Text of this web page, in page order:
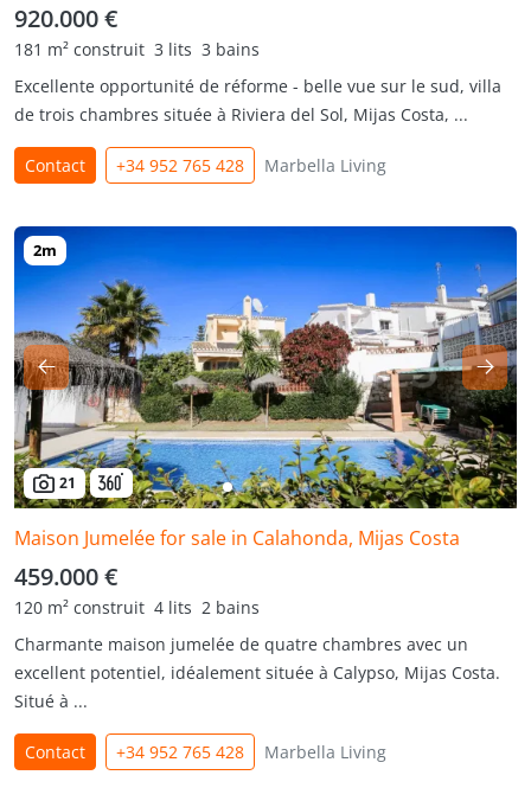
920.000 €
181 m² construit 3 lits 3 bains
Excellente opportunité de réforme - belle vue sur le sud, villa
de trois chambres située à Riviera del Sol, Mijas Costa, ...
Contact +34 952 765 428 Marbella Living
21
Maison Jumelée for sale in Calahonda, Mijas Costa
459.000 €
120 m² construit 4 lits 2 bains
Charmante maison jumelée de quatre chambres avec un
excellent potentiel, idéalement située à Calypso, Mijas Costa.
Situé à ...
Contact +34 952 765 428 Marbella Living